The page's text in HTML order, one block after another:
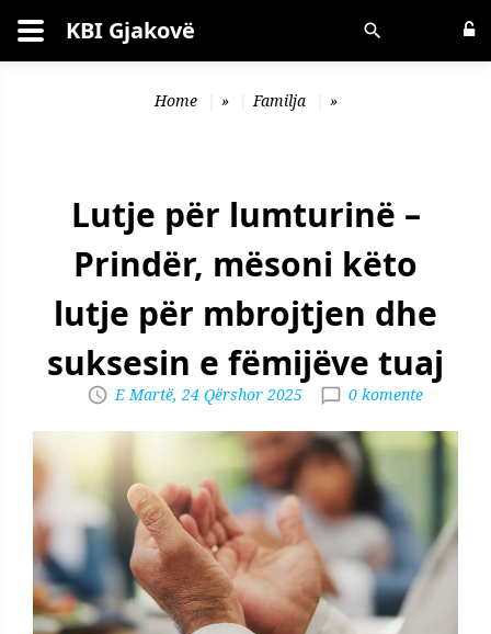
Kërko KBI Gjakovë
Home » Familja »
Lutje për lumturinë –
Prindër, mësoni këto
lutje për mbrojtjen dhe
suksesin e fëmijëve tuaj
E Martë, 24 Qërshor 2025 0 komente